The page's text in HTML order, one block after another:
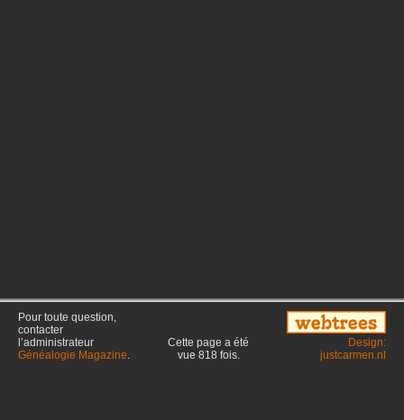
Pour toute question,
contacter
l’administrateur
Généalogie Magazine.
Cette page a été
vue 818 fois.
Design:
justcarmen.nl